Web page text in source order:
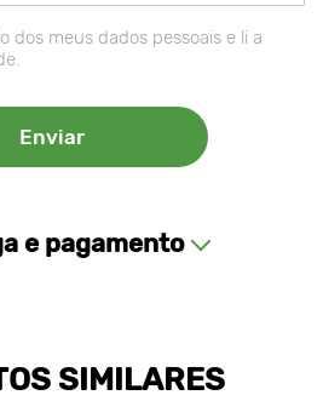
dos meus dados pessoais e li a
e pagamento
SIMILARES